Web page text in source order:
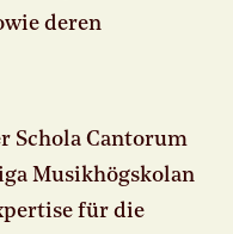
deren
Schola Cantorum
Musikhögskolan
für die